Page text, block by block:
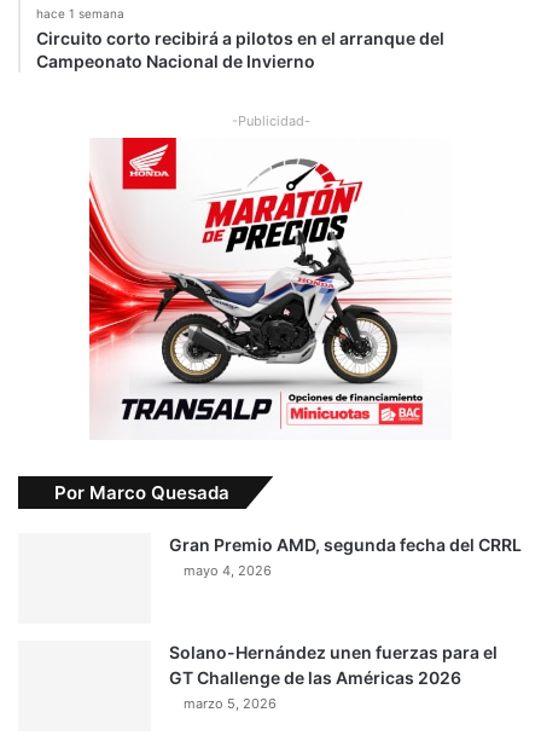
hace 1 semana
Circuito corto recibirá a pilotos en el arranque del
Campeonato Nacional de Invierno
-Publicidad-
Por Marco Quesada
Gran Premio AMD, segunda fecha del CRRL
mayo 4, 2026
Solano-Hernández unen fuerzas para el
GT Challenge de las Américas 2026
marzo 5, 2026